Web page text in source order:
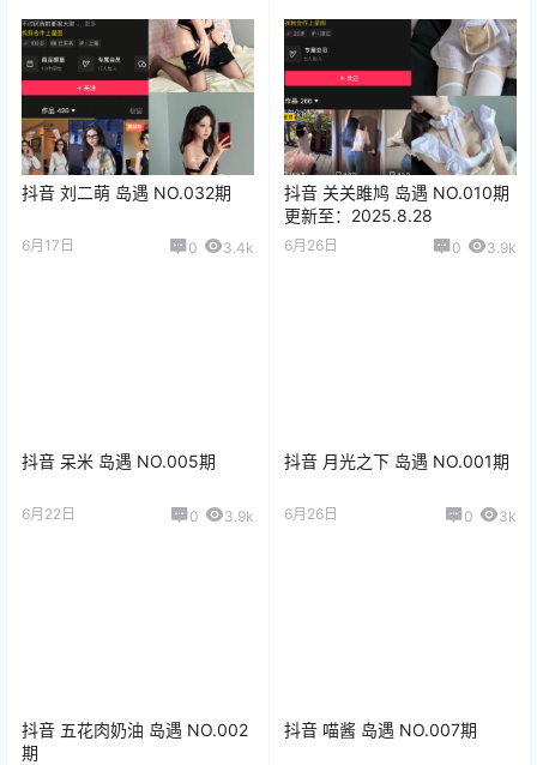
抖音 刘二萌 岛遇 NO.032期
6月17日 0 3.4k
抖音 关关雎鸠 岛遇 NO.010期
更新至：2025.8.28
6月26日 0 3.9k
抖音 呆米 岛遇 NO.005期
6月22日 0 3.9k
抖音 月光之下 岛遇 NO.001期
6月26日 0 3k
抖音 五花肉奶油 岛遇 NO.002
期
抖音 喵酱 岛遇 NO.007期